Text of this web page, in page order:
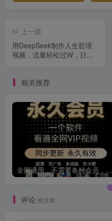
上一篇
用DeepSeek制作人生哲理
视频，流量轻松过W，日入
相关推荐
全网通用，不需要各种会员，再也不缺电影看！！
评论 抢沙发